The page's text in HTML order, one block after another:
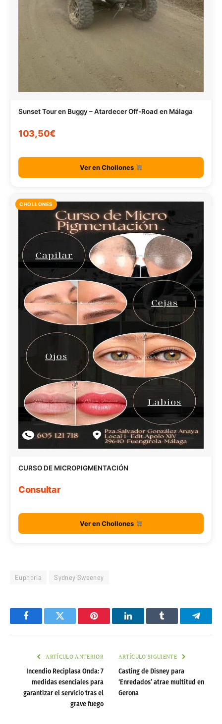
Sunset Tour en Buggy – Atardecer Off-Road en Málaga
103,50€
Ver en Chollones
CHOLLONES
CURSO DE MICROPIGMENTACIÓN
Consultar
Ver en Chollones
Euphoria Sydney Sweeney
FacebookTwitter Pinterest LinkedInTumblr
ARTÍCULO ANTERIOR
Incendio Reciplasa Onda: 7
medidas esenciales para
garantizar el servicio tras el
grave fuego
ARTÍCULO SIGUIENTE
Casting de Disney para
‘Enredados’ atrae multitud en
Gerona